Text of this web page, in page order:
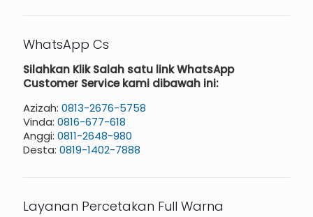
WhatsApp Cs
Silahkan Klik Salah satu link WhatsApp
Customer Service kami dibawah ini:
Azizah: 0813-2676-5758
Vinda: 0816-677-618
Anggi: 0811-2648-980
Desta: 0819-1402-7888
Layanan Percetakan Full Warna